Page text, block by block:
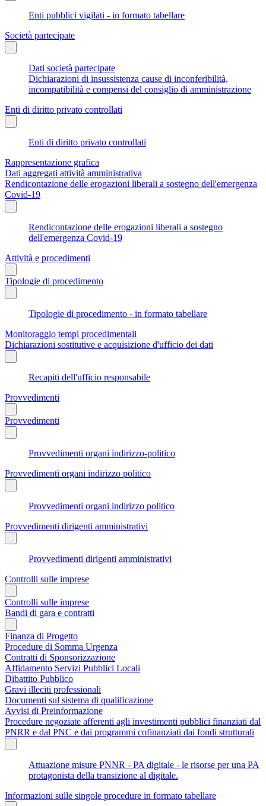
Enti pubblici vigilati - in formato tabellare
Società partecipate
Dati società partecipate
Dichiarazioni di insussistenza cause di inconferibilità,
incompatibilità e compensi del consiglio di amministrazione
Enti di diritto privato controllati
Enti di diritto privato controllati
Rappresentazione grafica
Dati aggregati attività amministrativa
Rendicontazione delle erogazioni liberali a sostegno dell'emergenza
Covid-19
Rendicontazione delle erogazioni liberali a sostegno
dell'emergenza Covid-19
Attività e procedimenti
Tipologie di procedimento
Tipologie di procedimento - in formato tabellare
Monitoraggio tempi procedimentali
Dichiarazioni sostitutive e acquisizione d'ufficio dei dati
Recapiti dell'ufficio responsabile
Provvedimenti
Provvedimenti
Provvedimenti organi indirizzo-politico
Provvedimenti organi indirizzo politico
Provvedimenti organi indirizzo politico
Provvedimenti dirigenti amministrativi
Provvedimenti dirigenti amministrativi
Controlli sulle imprese
Controlli sulle imprese
Bandi di gara e contratti
Finanza di Progetto
Procedure di Somma Urgenza
Contratti di Sponsorizzazione
Affidamento Servizi Pubblici Locali
Dibattito Pubblico
Gravi illeciti professionali
Documenti sul sistema di qualificazione
Avvisi di Preinformazione
Procedure negoziate afferenti agli investimenti pubblici finanziati dal
PNRR e dal PNC e dai programmi cofinanziati dai fondi strutturali
Attuazione misure PNNR - PA digitale - le risorse per una PA
protagonista della transizione al digitale.
Informazioni sulle singole procedure in formato tabellare